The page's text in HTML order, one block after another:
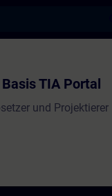
Portal -
TIA Portal
und Projektierer